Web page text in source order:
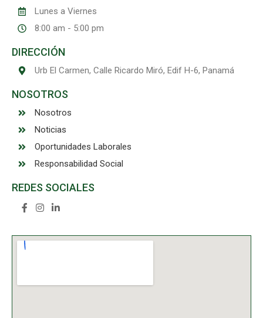
Lunes a Viernes
8:00 am - 5:00 pm
DIRECCIÓN
Urb El Carmen, Calle Ricardo Miró, Edif H-6, Panamá
NOSOTROS
Nosotros
Noticias
Oportunidades Laborales
Responsabilidad Social
REDES SOCIALES